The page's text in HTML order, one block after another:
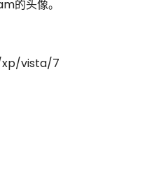
的头像。
vista/7